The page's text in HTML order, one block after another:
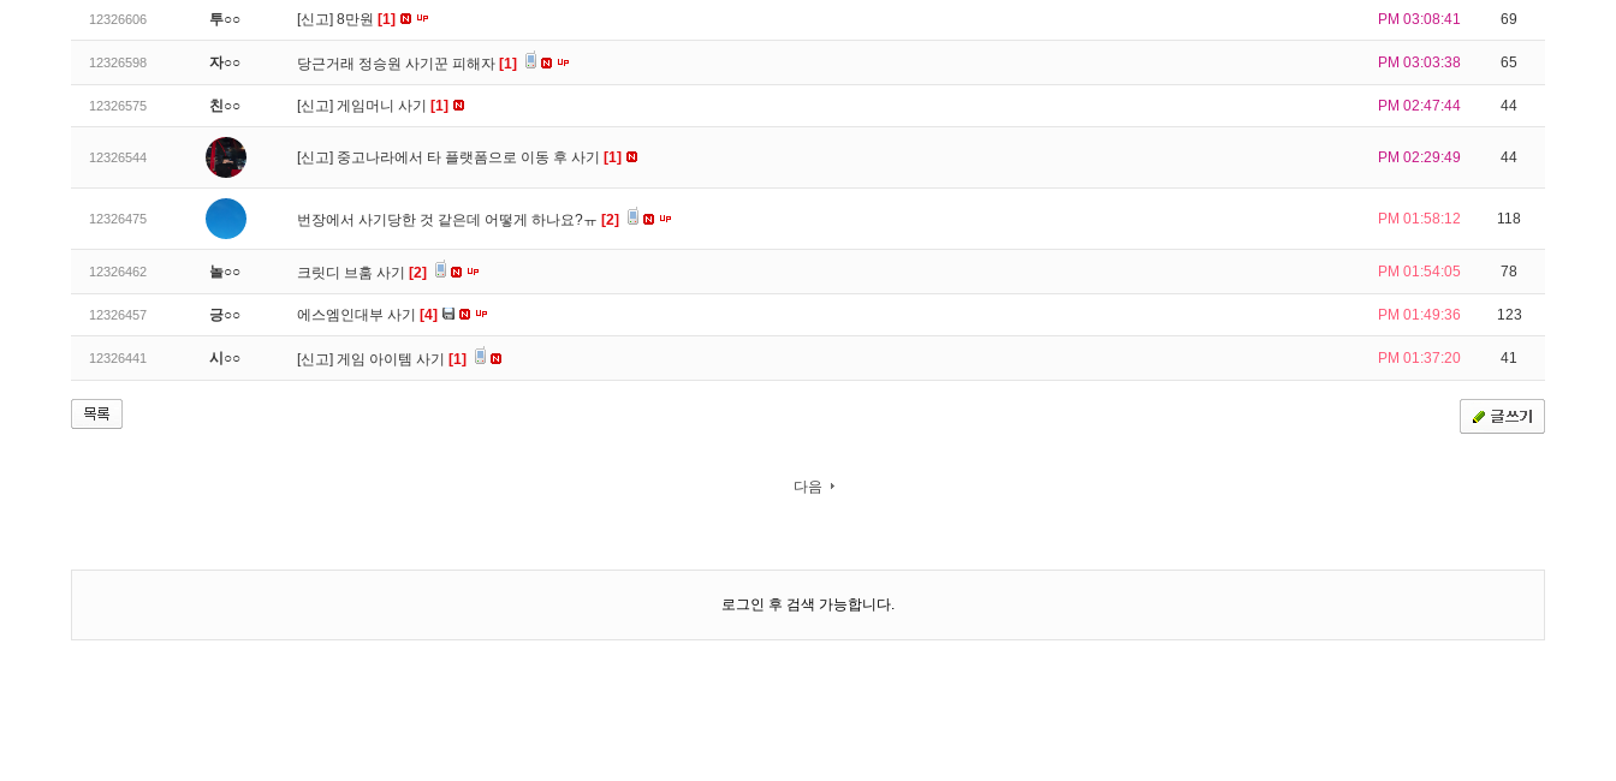
12326606 투○○ [신고] 8만원 [1] PM 03:08:41 69
12326598 자○○ 당근거래 정승원 사기꾼 피해자 [1] PM 03:03:38 65
12326575 친○○ [신고] 게임머니 사기 [1] PM 02:47:44 44
12326544 [신고] 중고나라에서 타 플랫폼으로 이동 후 사기 [1] PM 02:29:49 44
12326475 번장에서 사기당한 것 같은데 어떻게 하나요?ㅠ [2] PM 01:58:12 118
12326462 놀○○ 크릿디 브훔 사기 [2] PM 01:54:05 78
12326457 긍○○ 에스엠인대부 사기 [4] PM 01:49:36 123
12326441 시○○ [신고] 게임 아이템 사기 [1] PM 01:37:20 41
다음
로그인 후 검색 가능합니다.